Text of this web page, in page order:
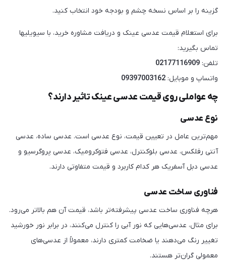
گزینه را بر اساس نسخه چشم و بودجه خود انتخاب کنید.
برای استعلام قیمت عدسی عینک و دریافت مشاوره خرید، با سیویلیها
تماس بگیرید:
تلفن: 02177116909
واتساپ و موبایل: 09397003162
چه عواملی روی قیمت عدسی عینک تاثیر دارند؟
نوع عدسی
مهم‌ترین عامل در تعیین قیمت، نوع عدسی است. عدسی ساده، عدسی
آنتی رفلکس، عدسی بلوکنترل، عدسی فتوکرومیک، عدسی پروگرسیو و
عدسی دبل آسفریک هر کدام کاربرد و قیمت متفاوتی دارند.
فناوری ساخت عدسی
هرچه فناوری ساخت عدسی پیشرفته‌تر باشد، قیمت آن هم بالاتر می‌رود.
برای مثال، عدسی‌هایی که نور آبی را کنترل می‌کنند، در برابر نور خورشید
تغییر رنگ می‌دهند یا ضخامت کمتری دارند، معمولاً از عدسی‌های
معمولی گران‌تر هستند.